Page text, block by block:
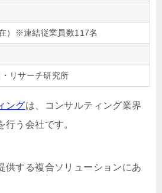
）※連結従業員数117名
リサーチ研究所
ングは、コンサルティング業界
行う会社です。
供する複合ソリューションにあ